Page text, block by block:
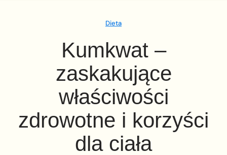
Dieta
Kumkwat –
zaskakujące
właściwości
zdrowotne i korzyści
dla ciała